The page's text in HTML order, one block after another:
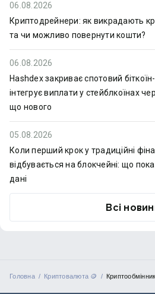
06.08.2026
Криптодрейнери: як викрадають
та чи можливо повернути кошти?
06.08.2026
Hashdex закриває спотовий
інтегрує виплати у стейблкоїнах
що нового
05.08.2026
Коли перший крок у традиційні
відбувається на блокчейні: що
дані
Всі
Головна Криптовалюта 🪙